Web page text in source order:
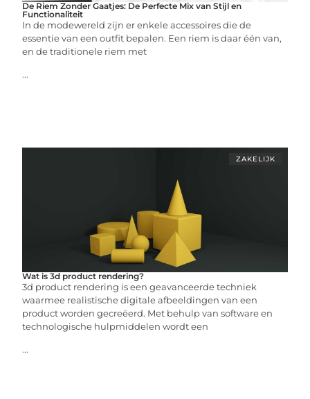
De Riem Zonder Gaatjes: De Perfecte Mix van Stijl en
Functionaliteit
In de modewereld zijn er enkele accessoires die de
essentie van een outfit bepalen. Een riem is daar één van,
en de traditionele riem met
...
ZAKELIJK
Wat is 3d product rendering?
3d product rendering is een geavanceerde techniek
waarmee realistische digitale afbeeldingen van een
product worden gecreëerd. Met behulp van software en
technologische hulpmiddelen wordt een
...